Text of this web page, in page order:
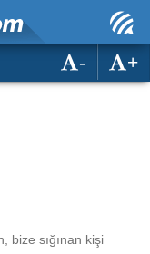
Duvar Yazıları
+
-
bize sığınan kişi